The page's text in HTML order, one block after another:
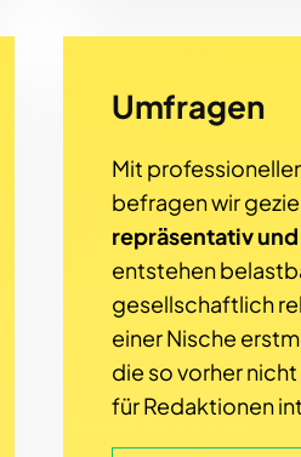
Umfragen
Mit
befragen wir
repräsentativ
entstehen
gesellschaftlich
einer Nische
die so vorher
für Redaktionen